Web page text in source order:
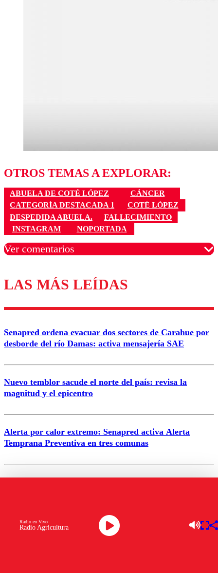
OTROS TEMAS A EXPLORAR:
ABUELA DE COTÉ LÓPEZ
CÁNCER
CATEGORÍA DESTACADA 1
COTÉ LÓPEZ
DESPEDIDA ABUELA.
FALLECIMIENTO
INSTAGRAM
NOPORTADA
Ver comentarios
Los comentarios son moderados para garantizar un
diálogo respetuoso.
Correo
LAS MÁS LEÍDAS
Senapred ordena evacuar dos sectores de Carahue por
desborde del río Damas: activa mensajería SAE
Nuevo temblor sacude el norte del país: revisa la
magnitud y el epicentro
Alerta por calor extremo: Senapred activa Alerta
Temprana Preventiva en tres comunas
VER MÁS
Radio Agricultura
Radio en Vivo